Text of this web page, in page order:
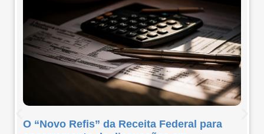
O “Novo Refis” da Receita Federal para